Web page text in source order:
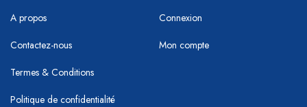
A propos
Contactez-nous
Termes & Conditions
Politique de confidentialité
Connexion
Mon compte